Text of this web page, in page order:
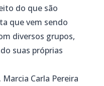
do que são
que vem sendo
diversos grupos,
suas próprias
Carla Pereira